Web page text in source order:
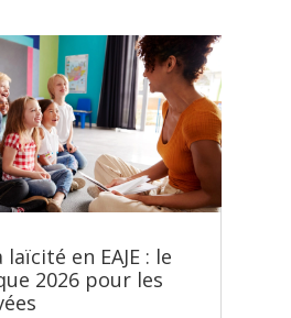
en EAJE : le
2026 pour les